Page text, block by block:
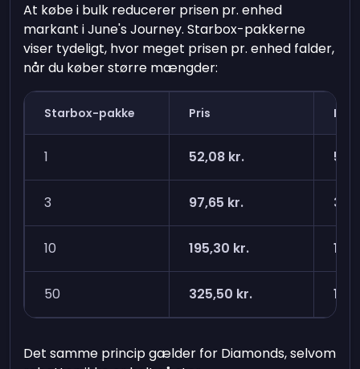
At købe i bulk reducerer prisen pr. enhed
markant i June's Journey. Starbox-pakkerne
viser tydeligt, hvor meget prisen pr. enhed falder,
når du køber større mængder:
Starbox-pakke Pris Pris
1 52,08 kr.
3 97,65 kr.
10 195,30 kr.
50 325,50 kr.
Det samme princip gælder for Diamonds, selvom